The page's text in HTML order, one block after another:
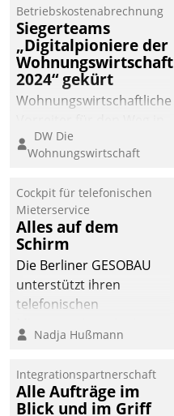
Betriebskostenabrechnung
Siegerteams
„Digitalpioniere der
Wohnungswirtschaft
2024“ gekürt
Wohnungswirtschaftliche
eine digitale Zukunft zu
finden, ist das Ziel des
der
Wohnungswirtschaft“.
Bewerben können sich
dafür ein Team
bestehend aus
Wohnungsunternehmen
und PropTech.
DW Die
Wohnungswirtschaft
Cockpit für telefonischen
Mieterservice
Alles auf dem
Schirm
Die Berliner GESOBAU
unterstützt ihren
telefonischen
digitalen Cockpit, das
passende Fragen und
Schlagworte auswirft.
Nadja Hußmann
Integrationspartnerschaft
Alle Aufträge im
Blick und im Griff